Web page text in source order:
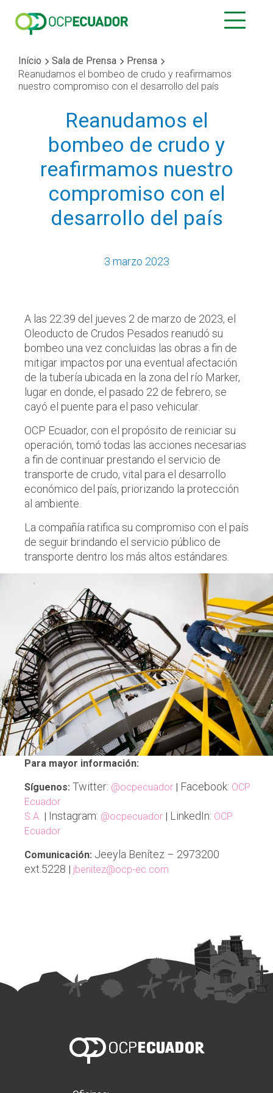
Início Sala de Prensa
Prensa
Reanudamos el bombeo de crudo y reafirmamos
nuestro compromiso con el desarrollo del país
Reanudamos el
bombeo de crudo y
reafirmamos nuestro
compromiso con el
desarrollo del país
3 marzo 2023
A las 22:39 del jueves 2 de marzo de 2023, el
Oleoducto de Crudos Pesados reanudó su
bombeo una vez concluidas las obras a fin de
mitigar impactos por una eventual afectación
de la tubería ubicada en la zona del río Marker,
lugar en donde, el pasado 22 de febrero, se
cayó el puente para el paso vehicular.
OCP Ecuador, con el propósito de reiniciar su
operación, tomó todas las acciones necesarias
a fin de continuar prestando el servicio de
transporte de crudo, vital para el desarrollo
económico del país, priorizando la protección
al ambiente.
La compañía ratifica su compromiso con el país
de seguir brindando el servicio público de
transporte dentro los más altos estándares.
Para mayor información:
Síguenos: Twitter: @ocpecuador | Facebook: OCP
Ecuador
S.A. | Instagram: @ocpecuador | LinkedIn: OCP
Ecuador
Comunicación: Jeeyla Benítez – 2973200
ext.5228 | jbenitez@ocp-ec.com